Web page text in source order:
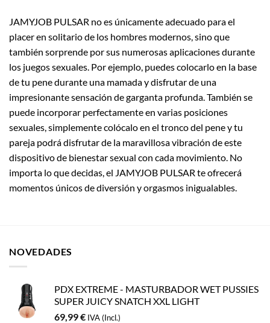
JAMYJOB PULSAR no es únicamente adecuado para el
placer en solitario de los hombres modernos, sino que
también sorprende por sus numerosas aplicaciones durante
los juegos sexuales. Por ejemplo, puedes colocarlo en la base
de tu pene durante una mamada y disfrutar de una
impresionante sensación de garganta profunda. También se
puede incorporar perfectamente en varias posiciones
sexuales, simplemente colócalo en el tronco del pene y tu
pareja podrá disfrutar de la maravillosa vibración de este
dispositivo de bienestar sexual con cada movimiento. No
importa lo que decidas, el JAMYJOB PULSAR te ofrecerá
momentos únicos de diversión y orgasmos inigualables.
NOVEDADES
PDX EXTREME - MASTURBADOR WET PUSSIES
SUPER JUICY SNATCH XXL LIGHT
69,99€ IVA (Incl.)